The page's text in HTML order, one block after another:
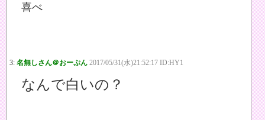
喜べ
3: 名無しさん＠おーぷん 2017/05/31(水)21:52:17 ID:HY1
なんで白いの？